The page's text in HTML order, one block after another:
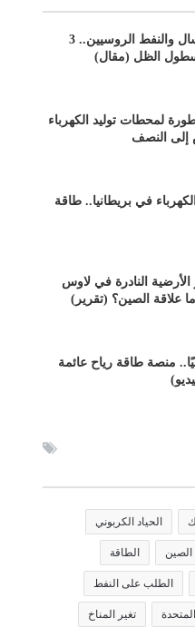
نقل الغاز المسال والنفط الروسيين.. 3
الظل (مقال)
لمحطات توليد الكهرباء
إلى النصف
في بريطانيا.. طاقة
الأرضية النادرة في لاوس
ما علاقة الصين؟ (تقرير)
منصة طاقة رياح عائمة
الحياد الكربوني
الصين الطاقة
الطلب على النفط
تغير المناخ